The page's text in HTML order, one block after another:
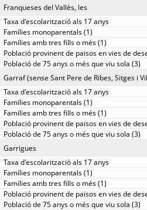
Franqueses del Vallès, les
Garraf (sense Sant Pere de Ribes, Sitges i
Garrigues